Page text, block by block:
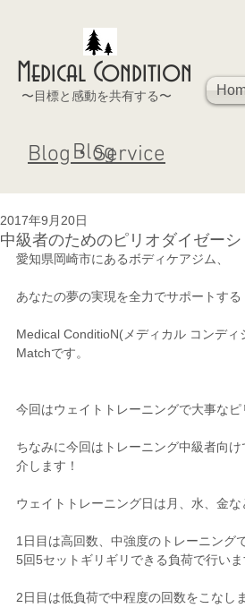
Medical Condition
〜目標と感動を共有する〜
Blog
Blog・Service
中級者のためのピリオダイゼーシ
2017年9月20日
愛知県岡崎市にあるボディケアジム、
あなたの夢の実現を全力でサポートする
Medical ConditioN(メディカル コンデ
Matchです。
今回はウェイトトレーニングで大事な
ちなみに今回はトレーニング中級者向
介します！
ウェイトトレーニング日は月、水、金
1日目は高回数、中強度のトレーニングで
5回5セットギリギリできる負荷で行いま
2日目は低負荷で中程度の回数をこなしま